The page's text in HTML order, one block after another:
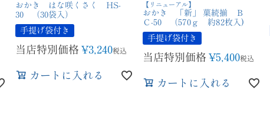
おかき はな咲くさく HS-
30 （30袋入）
手提げ袋付き
当店特別価格 ¥3,240税込
カートに入れる
【リニューアル】
おかき 「新」 菓続揃 Ｂ
Ｃ-50 （570ｇ 約82枚入)
手提げ袋付き
当店特別価格 ¥5,400税込
カートに入れる